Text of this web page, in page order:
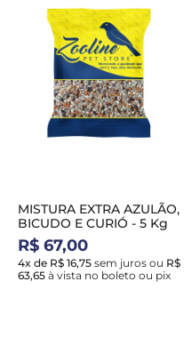
MISTURA EXTRA AZULÃO,
BICUDO E CURIÓ - 5 Kg
R$ 67,00
4x de R$ 16,75 sem juros ou R$
63,65 à vista no boleto ou pix